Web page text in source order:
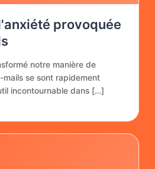
provoquée
notre manière de
mails se sont rapidement
incontournable dans […]